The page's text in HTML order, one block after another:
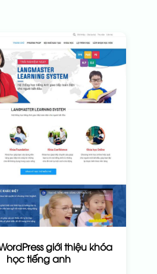
giới thiệu khóa
học tiếng anh